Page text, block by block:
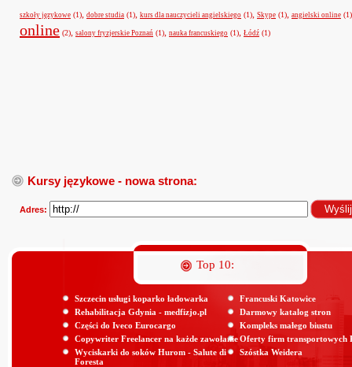
szkoły językowe (1), dobre studia (1), kurs dla nauczycieli angielskiego (1), Skype (1), angielski online (1)
online (2), salony fryzjerskie Poznań (1), nauka francuskiego (1), Łódź (1)
Kursy językowe - nowa strona:
Adres:
Top 10:
Szczecin usługi koparko ładowarka
Rehabilitacja Gdynia - medfizjo.pl
Części do Iveco Eurocargo
Copywriter Freelancer na każde zawołanie
Wyciskarki do soków Hurom - Salute di
Foresta
Francuski Katowice
Darmowy katalog stron
Kompleks małego biustu
Oferty firm transportowych
Szóstka Weidera